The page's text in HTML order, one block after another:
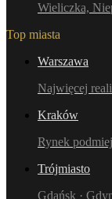
Wieliczka,
Top miasta
Warszawa
Najwięcej
Kraków
Rynek
Trójmiasto
Gdańsk ·